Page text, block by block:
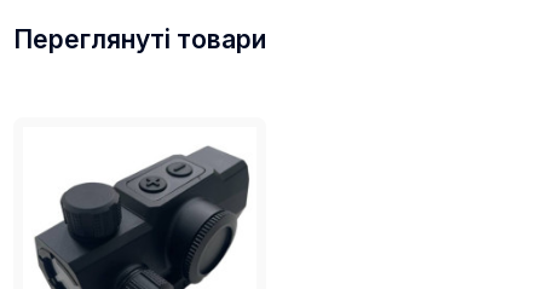
Переглянуті товари